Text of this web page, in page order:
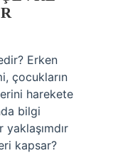
Erken
çocukların
harekete
bilgi
kapsar?